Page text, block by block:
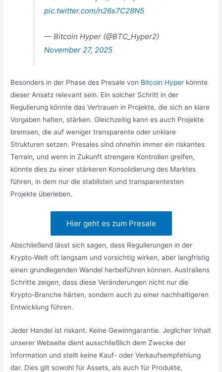
pic.twitter.com/n26s7C28N5
— Bitcoin Hyper (@BTC_Hyper2)
November 27, 2025
Besonders in der Phase des Presale von Bitcoin Hyper könnte
dieser Ansatz relevant sein. Ein solcher Schritt in der
Regulierung könnte das Vertrauen in Projekte, die sich an klare
Vorgaben halten, stärken. Gleichzeitig kann es auch Projekte
bremsen, die auf weniger transparente oder unklare
Strukturen setzen. Presales sind ohnehin immer ein riskantes
Terrain, und wenn in Zukunft strengere Kontrollen greifen,
könnte dies zu einer stärkeren Konsolidierung des Marktes
führen, in dem nur die stabilsten und transparentesten
Projekte überleben.
Hier geht es zum Presale
Abschließend lässt sich sagen, dass Regulierungen in der
Krypto-Welt oft langsam und vorsichtig wirken, aber langfristig
einen grundlegenden Wandel herbeiführen können. Australiens
Schritte zeigen, dass diese Veränderungen nicht nur die
Krypto-Branche härten, sondern auch zu einer nachhaltigeren
Entwicklung führen.
Jeder Handel ist riskant. Keine Gewinngarantie. Jeglicher Inhalt
unserer Webseite dient ausschließlich dem Zwecke der
Information und stellt keine Kauf- oder Verkaufsempfehlung
dar. Dies gilt sowohl für Assets, als auch für Produkte,